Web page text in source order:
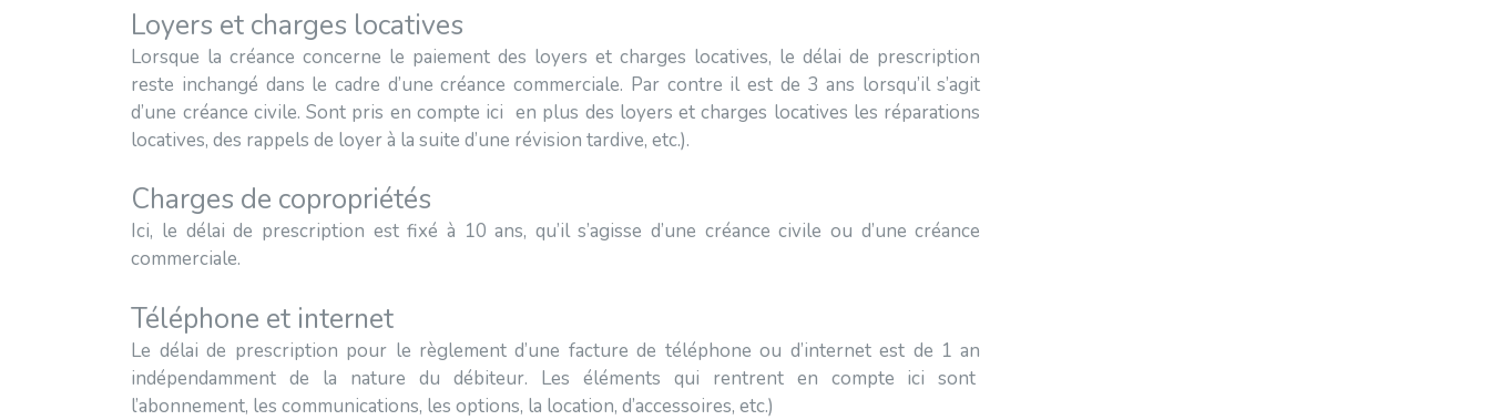
Loyers et charges locatives
Lorsque la créance concerne le paiement des loyers et charges locatives, le délai de prescription
reste inchangé dans le cadre d’une créance commerciale. Par contre il est de 3 ans lorsqu’il s’agit
d’une créance civile. Sont pris en compte ici en plus des loyers et charges locatives les réparations
locatives, des rappels de loyer à la suite d’une révision tardive, etc.).
Charges de copropriétés
Ici, le délai de prescription est fixé à 10 ans, qu’il s’agisse d’une créance civile ou d’une créance
commerciale.
Téléphone et internet
Le délai de prescription pour le règlement d’une facture de téléphone ou d’internet est de 1 an
indépendamment de la nature du débiteur. Les éléments qui rentrent en compte ici sont
l’abonnement, les communications, les options, la location, d’accessoires, etc.)